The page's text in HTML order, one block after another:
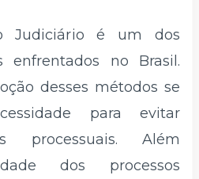
Judiciário é um dos
enfrentados no Brasil.
desses métodos se
para evitar
processuais. Além
dos processos